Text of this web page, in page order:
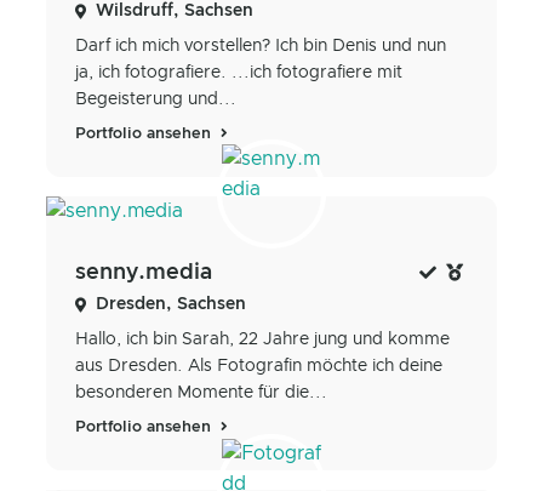
Wilsdruff, Sachsen
Darf ich mich vorstellen? Ich bin Denis und nun
ja, ich fotografiere. ...ich fotografiere mit
Begeisterung und...
Portfolio ansehen
senny.media
Dresden, Sachsen
Hallo, ich bin Sarah, 22 Jahre jung und komme
aus Dresden. Als Fotografin möchte ich deine
besonderen Momente für die...
Portfolio ansehen